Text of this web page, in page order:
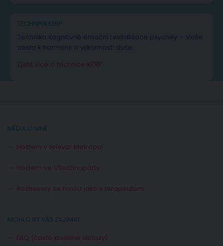
TECHNIKA KERP
Technika Kognitivně emoční revitalizace psychiky – Vaše
cesta k harmonii a výkonnosti duše.
Zjistit více o technice KERP
MÉDIA O MNĚ
Hostem v televizi Metropol
Hostem ve Všechnopárty
Rozhovory se mnou jako s terapeutem
MOHLO BY VÁS ZAJÍMAT
FAQ (často kladené dotazy)